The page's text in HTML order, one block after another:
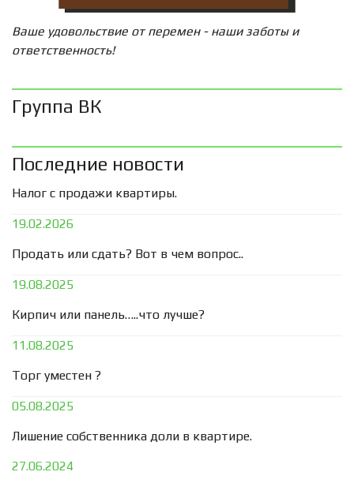
Ваше удовольствие от перемен - наши заботы и
ответственность!
Группа ВК
Последние новости
Налог с продажи квартиры.
19.02.2026
Продать или сдать? Вот в чем вопрос..
19.08.2025
Кирпич или панель…..что лучше?
11.08.2025
Торг уместен ?
05.08.2025
Лишение собственника доли в квартире.
27.06.2024